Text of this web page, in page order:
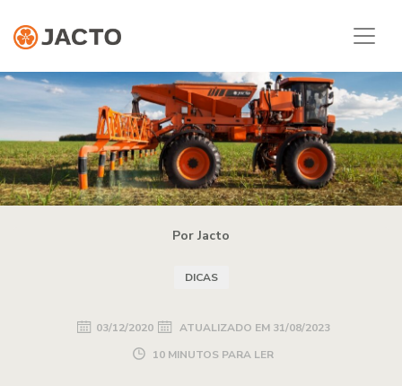
Por Jacto
DICAS
03/12/2020 ATUALIZADO EM 31/08/2023
10 MINUTOS PARA LER